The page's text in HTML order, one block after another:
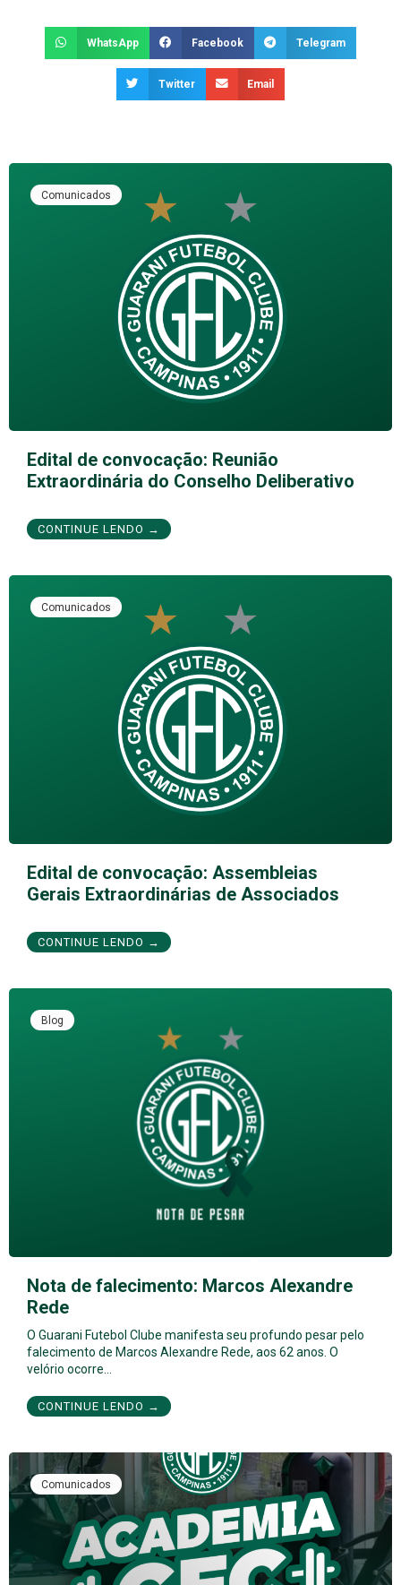
WhatsApp Facebook Telegram
Twitter Email
Comunicados
Edital de convocação: Reunião
Extraordinária do Conselho Deliberativo
CONTINUE LENDO →
Comunicados
Edital de convocação: Assembleias
Gerais Extraordinárias de Associados
CONTINUE LENDO →
Blog
Nota de falecimento: Marcos Alexandre
Rede
O Guarani Futebol Clube manifesta seu profundo pesar pelo
falecimento de Marcos Alexandre Rede, aos 62 anos. O
velório ocorre…
CONTINUE LENDO →
Comunicados